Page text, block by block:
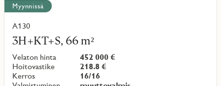
Näytä
kaikki
kohteet
Myynnissä
A130
3H+KT+S, 66 m²
Velaton hinta
452 000 €
Hoitovastike
218.8 €
Kerros
16/16
Lue
lisää
kohteesta